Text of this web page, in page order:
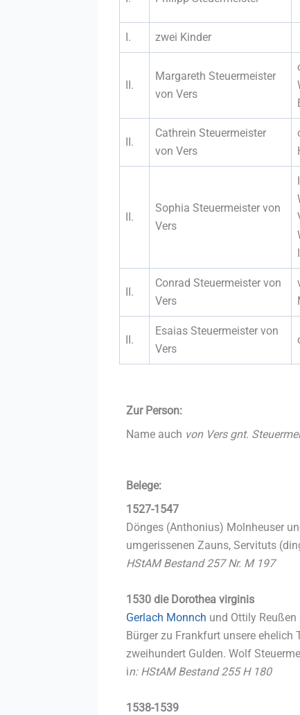
I. zwei Kinder
II.
Margareth Steuermeister
von Vers
II.
Cathrein Steuermeister
von Vers
II.
Sophia Steuermeister von
Vers
II.
Conrad Steuermeister von
Vers
II.
Esaias Steuermeister von
Vers
Zur Person:
Name auch von Vers gnt.
Belege:
1527-1547
Dönges (Anthonius) Molnheuser
umgerissenen Zauns, Servituts
HStAM Bestand 257 Nr. M 197
1530 die Dorothea virginis
Gerlach Monnch und Ottily
Bürger zu Frankfurt unsere ehelich
zweihundert Gulden. Wolf
in: HStAM Bestand 255 H 180
1538-1539